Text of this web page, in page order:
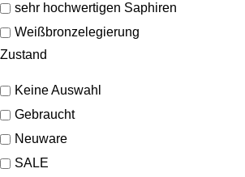
sehr hochwertigen Saphiren
Weißbronzelegierung
Zustand
Keine Auswahl
Gebraucht
Neuware
SALE